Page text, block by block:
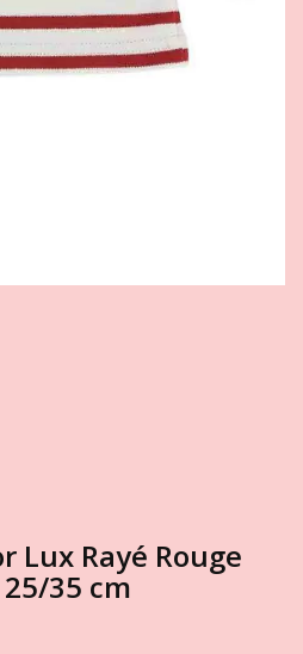
Lux Rayé Rouge
35 cm